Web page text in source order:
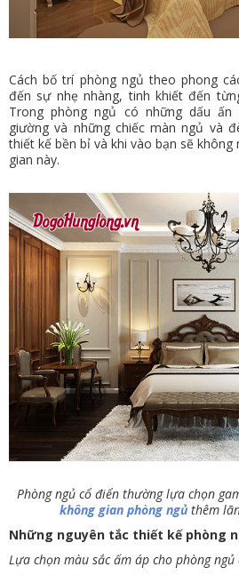
GIÚP
HỆ
GIỎ
HÀNG
Cách bố trí phòng ngủ theo phong
đến sự nhẹ nhàng, tinh khiết đến
Trong phòng ngủ có những dấu
giường và những chiếc màn ngủ và
thiết kế bền bỉ và khi vào bạn sẽ
gian này.
Phòng ngủ cổ điển thường lựa chọn
không gian phòng ngủ thêm
Những nguyên tắc thiết kế phòng
Lựa chọn màu sắc ấm áp cho phòng ngủ